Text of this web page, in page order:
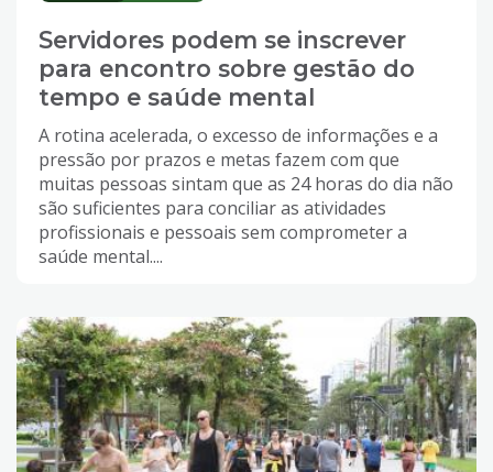
Servidores podem se inscrever
para encontro sobre gestão do
tempo e saúde mental
A rotina acelerada, o excesso de informações e a
pressão por prazos e metas fazem com que
muitas pessoas sintam que as 24 horas do dia não
são suficientes para conciliar as atividades
profissionais e pessoais sem comprometer a
saúde mental....